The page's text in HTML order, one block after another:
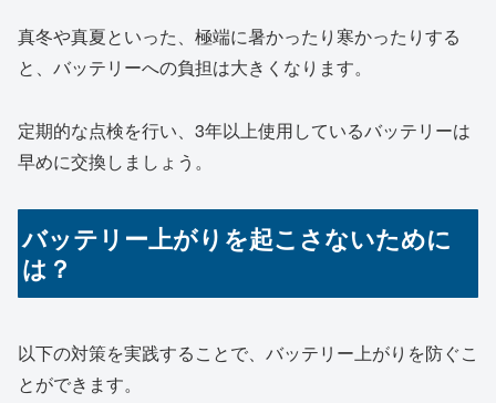
真冬や真夏といった、極端に暑かったり寒かったりする
と、バッテリーへの負担は大きくなります。
定期的な点検を行い、3年以上使用しているバッテリーは
早めに交換しましょう。
バッテリー上がりを起こさないために
は？
以下の対策を実践することで、バッテリー上がりを防ぐこ
とができます。